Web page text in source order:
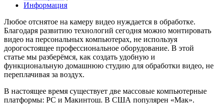
Информация
Любое отснятое на камеру видео нуждается в обработке.
Благодаря развитию технологий сегодня можно монтировать
видео на персональных компьютерах, не используя
дорогостоящее профессиональное оборудование. В этой
статье мы разберёмся, как создать удобную и
функциональную домашнюю студию для обработки видео, не
переплачивая за воздух.
В настоящее время существует две массовые компьютерные
платформы: PC и Макинтош. В США популярен «Мак».